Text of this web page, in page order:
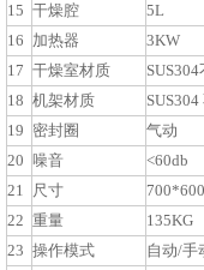
15 干燥腔
5L
16 加热器
3KW
17 干燥室材质
18 机架材质
19 密封圈
气动
20 噪音
<60db
21 尺寸
22 重量
135KG
23 操作模式 自动/手